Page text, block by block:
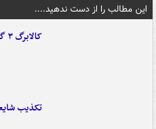
این مطالب را از دست ندهید....
کالابرگ ۳ گروه شارژ شد
تکذیب